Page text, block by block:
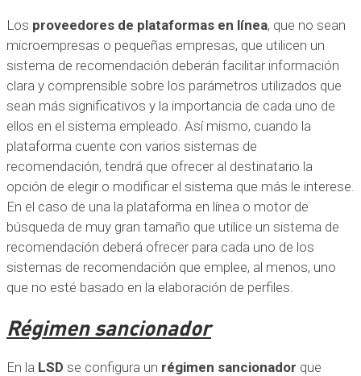
Los proveedores de plataformas en línea, que no sean
microempresas o pequeñas empresas, que utilicen un
sistema de recomendación deberán facilitar información
clara y comprensible sobre los parámetros utilizados que
sean más significativos y la importancia de cada uno de
ellos en el sistema empleado. Así mismo, cuando la
plataforma cuente con varios sistemas de
recomendación, tendrá que ofrecer al destinatario la
opción de elegir o modificar el sistema que más le interese.
En el caso de una la plataforma en línea o motor de
búsqueda de muy gran tamaño que utilice un sistema de
recomendación deberá ofrecer para cada uno de los
sistemas de recomendación que emplee, al menos, uno
que no esté basado en la elaboración de perfiles.
Régimen sancionador
En la LSD se configura un régimen sancionador que